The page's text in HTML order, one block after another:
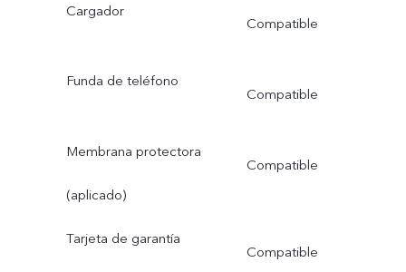
Cargador
Compatible
Funda de teléfono
Compatible
Membrana protectora
(aplicado)
Compatible
Tarjeta de garantía
Compatible